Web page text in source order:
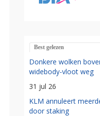
Best gelezen
Donkere wolken
widebody-vloot weg
31 jul 26
KLM annuleert
door staking